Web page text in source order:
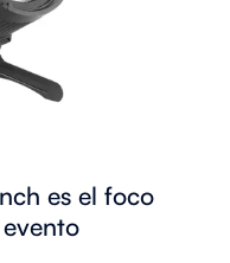
es el foco